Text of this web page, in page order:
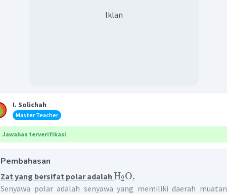
Iklan
I. Solichah
Master Teacher
Jawaban terverifikasi
Pembahasan
Zat yang bersifat polar adalah H2O.
Senyawa polar adalah senyawa yang memiliki daerah muatan